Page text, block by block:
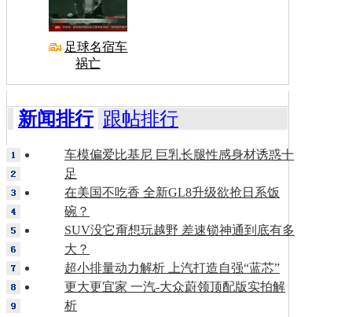
足球名宿车
祸亡
新闻排行 跟帖排行
车模偏爱比基尼 巨乳长腿性感身材诱惑十
足
在美国不吃香 全新GL8升级欲抢日系饭
碗？
SUV没它甭想玩越野 差速锁神通到底有多
大？
超小排量动力解析 上汽打造自强“蓝芯”
更大更宜家 一汽-大众蔚领顶配版实拍解
析